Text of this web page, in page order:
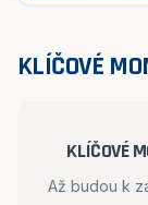
KLÍČOVÉ
KLÍČOVÉ
Až budou k